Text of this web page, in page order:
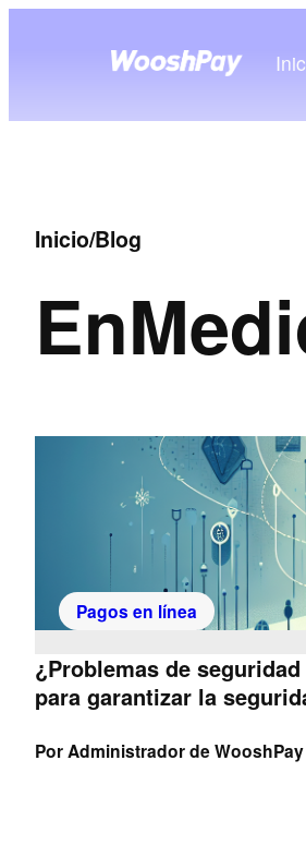
Inicio/Blog
En
Pagos en línea
¿Problemas de
para garantizar la
PorAdministrador de WooshPay